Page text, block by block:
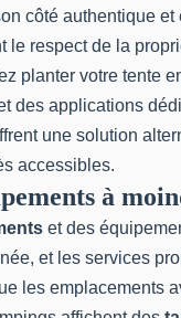
côté authentique
respect de la
planter votre tente
des applications
une solution
accessibles.
à
et des
et les services
les emplacements